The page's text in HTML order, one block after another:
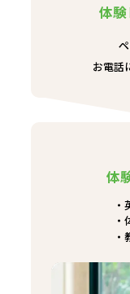
体
お電話
体